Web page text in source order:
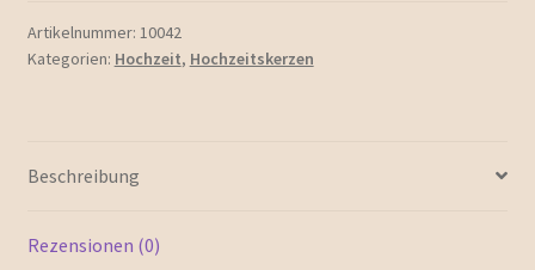
Artikelnummer: 10042
Kategorien: Hochzeit, Hochzeitskerzen
Beschreibung
Rezensionen (0)